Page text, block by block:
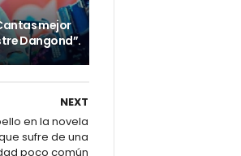
mejor
Dangond”.
NEXT
en la novela
sufre de una
poco común